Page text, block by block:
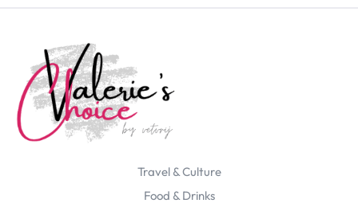
Travel & Culture
Food & Drinks